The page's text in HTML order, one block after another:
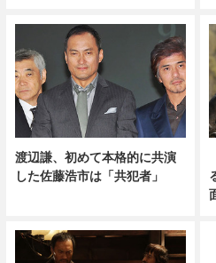
渡辺謙、初めて本格的に共演
した佐藤浩市は「共犯者」